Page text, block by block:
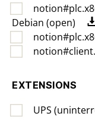
Debian (open)
EXTENSIONS
UPS